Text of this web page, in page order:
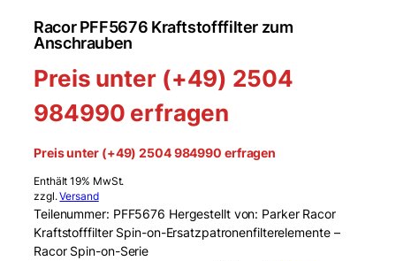
Racor PFF5676 Kraftstofffilter zum
Anschrauben
Preis unter (+49) 2504
984990 erfragen
Preis unter (+49) 2504 984990 erfragen
Enthält 19% MwSt.
zzgl.Versand
Teilenummer: PFF5676 Hergestellt von: Parker Racor
Kraftstofffilter Spin-on-Ersatzpatronenfilterelemente –
Racor Spin-on-Serie